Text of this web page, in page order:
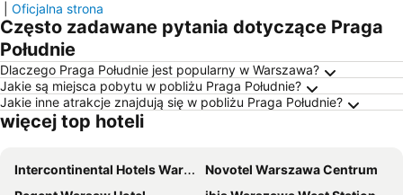
Oficjalna strona
Często zadawane pytania dotyczące Praga
Południe
Dlaczego Praga Południe jest popularny w Warszawa?
Jakie są miejsca pobytu w pobliżu Praga Południe?
Jakie inne atrakcje znajdują się w pobliżu Praga Południe?
więcej top hoteli
Intercontinental Hotels Warsaw By Ihg
Novotel Warszawa Centrum